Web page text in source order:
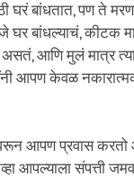
घरं बांधतात, पण ते मरण
घर बांधल्याचं, कीटक
असतं, आणि मुलं मात्र
आपण केवळ
आपण प्रवास
आपल्याला संपत्ती